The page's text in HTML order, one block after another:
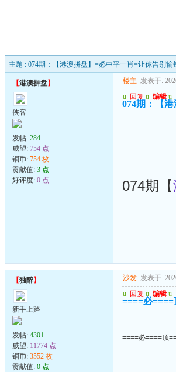
主题 : 074期：【港澳拼盘】=必中平一肖=让你告别输
【港澳拼盘】
侠客
发帖: 284
威望: 754 点
铜币: 754 枚
贡献值: 3 点
好评度: 0 点
楼主 发表于:
u 回复 u 编辑 u
074期：【
074期【
【独醉】
新手上路
发帖: 4301
威望: 11774 点
铜币: 3552 枚
贡献值: 0 点
沙发 发表于:
u 回复 u 编辑 u
====必
====必====顶